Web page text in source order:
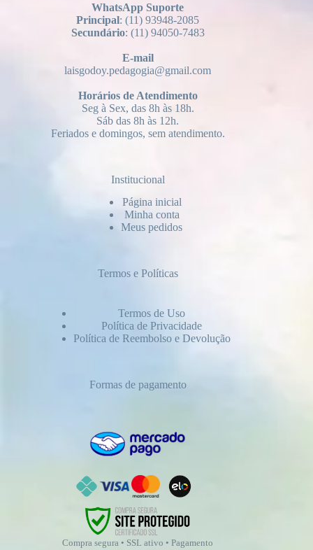
WhatsApp Suporte
Principal: (11) 93948-2085
Secundário: (11) 94050-7483
E-mail
laisgodoy.pedagogia@gmail.com
Horários de Atendimento
Seg à Sex, das 8h às 18h.
Sáb das 8h às 12h.
Feriados e domingos, sem atendimento.
Institucional
Página inicial
Minha conta
Meus pedidos
Termos e Políticas
Termos de Uso
Política de Privacidade
Política de Reembolso e Devolução
Formas de pagamento
Compra segura • SSL ativo • Pagamento